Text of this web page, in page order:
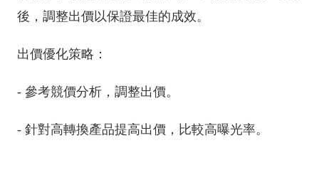
後，調整出價以保證最佳的成效。
出價優化策略：
- 參考競價分析，調整出價。
- 針對高轉換產品提高出價，比較高曝光率。